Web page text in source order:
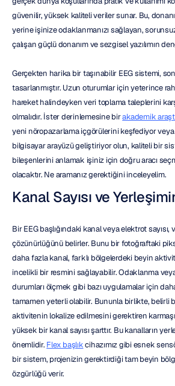
güvenilir, yüksek kaliteli veriler sunar. Bu,
yerine işinize odaklanmanızı sağlayan,
çalışan güçlü donanım ve sezgisel yazılımın
Gerçekten harika bir taşınabilir EEG sistemi,
tasarlanmıştır. Uzun oturumlar için yeterince
hareket halindeyken veri toplama taleplerini
olmalıdır. İster derinlemesine bir akademik
yeni nöropazarlama içgörülerini keşfediyor
bilgisayar arayüzü geliştiriyor olun, kaliteli bir
bileşenlerini anlamak işiniz için doğru aracı
olacaktır. Ne aramanız gerektiğini inceleyelim.
Kanal Sayısı ve
Bir EEG başlığındaki kanal veya elektrot
çözünürlüğünü belirler. Bunu bir fotoğraftaki
daha fazla kanal, farklı bölgelerdeki beyin
incelikli bir resmini sağlayabilir. Odaklanma
durumları ölçmek gibi bazı uygulamalar için
tamamen yeterli olabilir. Bununla birlikte, belirli
aktivitenin lokalize edilmesini gerektiren
yüksek bir kanal sayısı şarttır. Bu kanalların
önemlidir. Flex başlık cihazımız gibi esnek
bir sistem, projenizin gerektirdiği tam beyin
özgürlüğü verir.